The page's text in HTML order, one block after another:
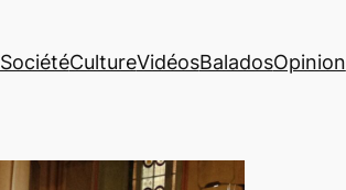
SociétéCultureVidéosBaladosOpinion